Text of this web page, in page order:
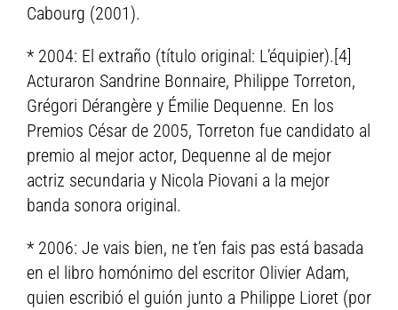
Cabourg (2001).
* 2004: El extraño (título original: L’équipier).[4]
Acturaron Sandrine Bonnaire, Philippe Torreton,
Grégori Dérangère y Émilie Dequenne. En los
Premios César de 2005, Torreton fue candidato al
premio al mejor actor, Dequenne al de mejor
actriz secundaria y Nicola Piovani a la mejor
banda sonora original.
* 2006: Je vais bien, ne t’en fais pas está basada
en el libro homónimo del escritor Olivier Adam,
quien escribió el guión junto a Philippe Lioret (por